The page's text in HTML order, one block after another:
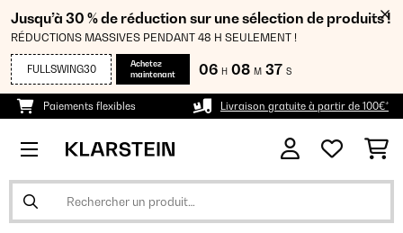
Jusqu’à 30 % de réduction sur une sélection de produits !
RÉDUCTIONS MASSIVES PENDANT 48 H SEULEMENT !
FULLSWING30
Achetez
maintenant
06 H 08 M 36 S
Paiements flexibles Livraison gratuite à partir de 100€*